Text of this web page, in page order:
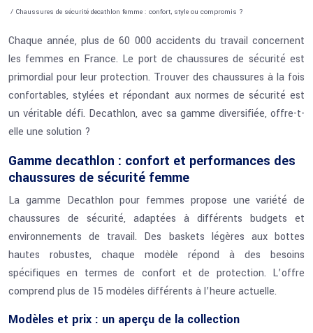
/ Chaussures de sécurité decathlon femme : confort, style ou compromis ?
Chaque année, plus de 60 000 accidents du travail concernent
les femmes en France. Le port de chaussures de sécurité est
primordial pour leur protection. Trouver des chaussures à la fois
confortables, stylées et répondant aux normes de sécurité est
un véritable défi. Decathlon, avec sa gamme diversifiée, offre-t-
elle une solution ?
Gamme decathlon : confort et performances des
chaussures de sécurité femme
La gamme Decathlon pour femmes propose une variété de
chaussures de sécurité, adaptées à différents budgets et
environnements de travail. Des baskets légères aux bottes
hautes robustes, chaque modèle répond à des besoins
spécifiques en termes de confort et de protection. L’offre
comprend plus de 15 modèles différents à l’heure actuelle.
Modèles et prix : un aperçu de la collection